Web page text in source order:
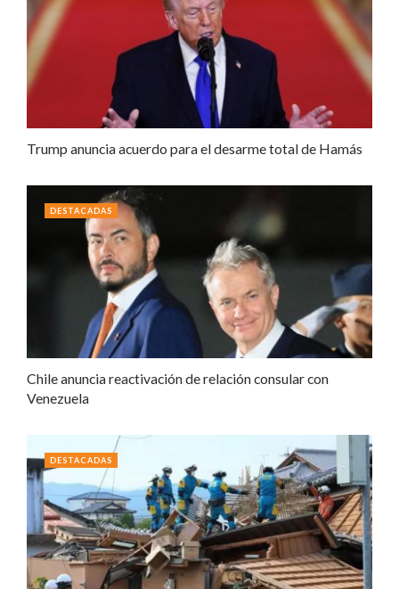
Trump anuncia acuerdo para el desarme total de Hamás
Chile anuncia reactivación de relación consular con
Venezuela
DESTACADAS
DESTACADAS